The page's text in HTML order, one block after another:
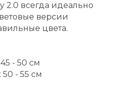
Подставки
Футы
Одежда для
Грифы и
2.0 всегда идеально
версии
цвета.
- 50 см
- 55 см